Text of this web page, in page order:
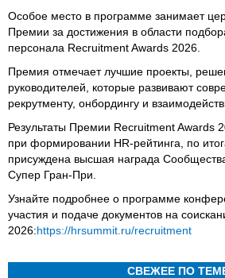
Особое место в программе занимает
Премии за достижения в области
персонала Recruitment Awards 2026.
Премия отмечает лучшие проекты,
руководителей, которые развивают
рекрутменту, онбордингу и
Результаты Премии Recruitment Awards
при формировании HR-рейтинга, по
присуждена высшая награда
Супер Гран-При.
Узнайте подробнее о программе
участия и подаче документов на
2026:https://hrsummit.ru/recruitment
СВЕЖЕЕ ПО